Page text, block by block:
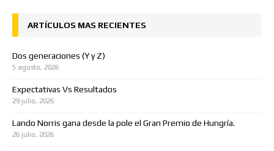
ARTÍCULOS MAS RECIENTES
Dos generaciones (Y y Z)
5 agosto, 2026
Expectativas Vs Resultados
29 julio, 2026
Lando Norris gana desde la pole el Gran Premio de Hungría.
26 julio, 2026